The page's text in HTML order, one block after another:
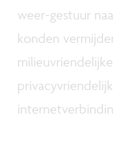
weer-gestuur
konden